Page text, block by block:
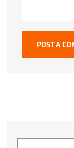
POST A